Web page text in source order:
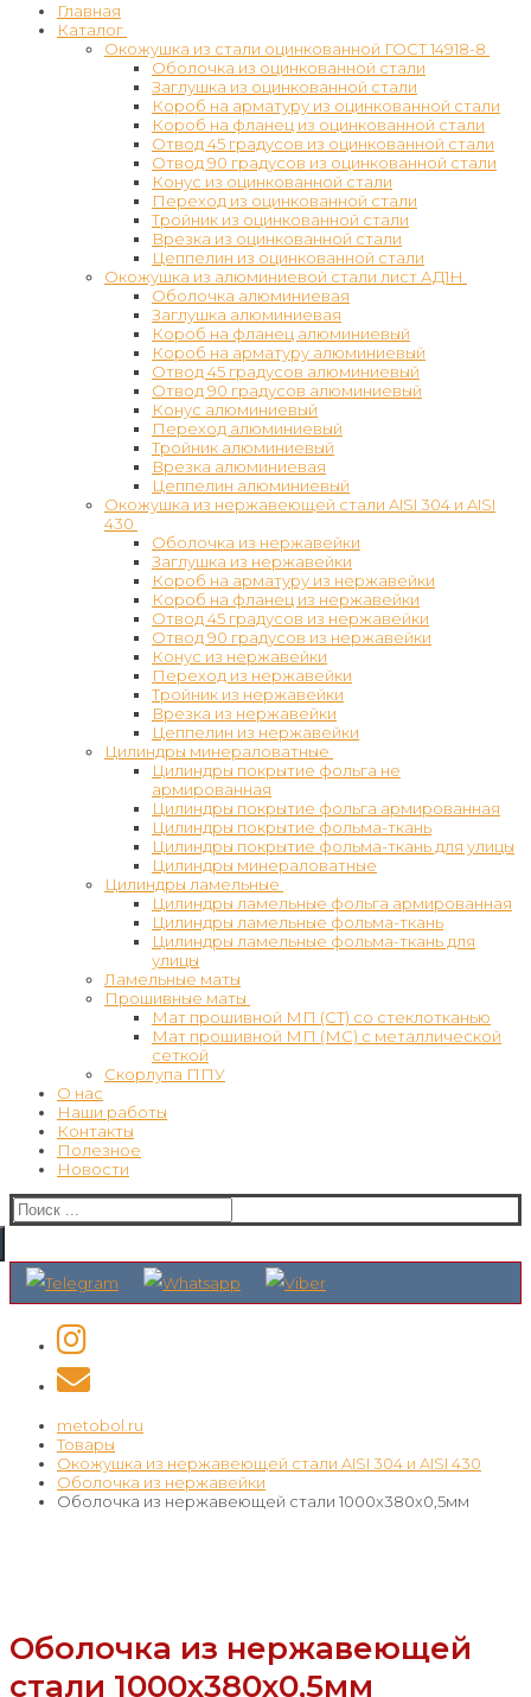
Главная
Каталог
Окожушка из стали оцинкованной ГОСТ 14918-8
Оболочка из оцинкованной стали
Заглушка из оцинкованной стали
Короб на арматуру из оцинкованной стали
Короб на фланец из оцинкованной стали
Отвод 45 градусов из оцинкованной стали
Отвод 90 градусов из оцинкованной стали
Конус из оцинкованной стали
Переход из оцинкованной стали
Тройник из оцинкованной стали
Врезка из оцинкованной стали
Цеппелин из оцинкованной стали
Окожушка из алюминиевой стали лист АД1Н
Оболочка алюминиевая
Заглушка алюминиевая
Короб на фланец алюминиевый
Короб на арматуру алюминиевый
Отвод 45 градусов алюминиевый
Отвод 90 градусов алюминиевый
Конус алюминиевый
Переход алюминиевый
Тройник алюминиевый
Врезка алюминиевая
Цеппелин алюминиевый
Окожушка из нержавеющей стали AISI 304 и AISI
430
Оболочка из нержавейки
Заглушка из нержавейки
Короб на арматуру из нержавейки
Короб на фланец из нержавейки
Отвод 45 градусов из нержавейки
Отвод 90 градусов из нержавейки
Конус из нержавейки
Переход из нержавейки
Тройник из нержавейки
Врезка из нержавейки
Цеппелин из нержавейки
Цилиндры минераловатные
Цилиндры покрытие фольга не
армированная
Цилиндры покрытие фольга армированная
Цилиндры покрытие фольма-ткань
Цилиндры покрытие фольма-ткань для улицы
Цилиндры минераловатные
Цилиндры ламельные
Цилиндры ламельные фольга армированная
Цилиндры ламельные фольма-ткань
Цилиндры ламельные фольма-ткань для
улицы
Ламельные маты
Прошивные маты
Мат прошивной МП (СТ) со стеклотканью
Мат прошивной МП (МС) с металлической
сеткой
Скорлупа ППУ
О нас
Наши работы
Контакты
Полезное
Новости
Искать:
metobol.ru
Товары
Окожушка из нержавеющей стали AISI 304 и AISI 430
Оболочка из нержавейки
Оболочка из нержавеющей стали 1000х380х0,5мм
Оболочка из нержавеющей
стали 1000х380х0,5мм